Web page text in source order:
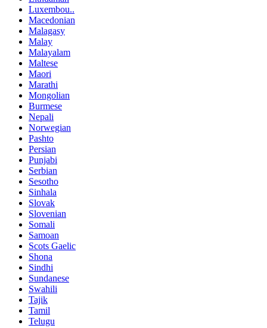
Luxembou..
Macedonian
Malagasy
Malay
Malayalam
Maltese
Maori
Marathi
Mongolian
Burmese
Nepali
Norwegian
Pashto
Persian
Punjabi
Serbian
Sesotho
Sinhala
Slovak
Slovenian
Somali
Samoan
Scots Gaelic
Shona
Sindhi
Sundanese
Swahili
Tajik
Tamil
Telugu